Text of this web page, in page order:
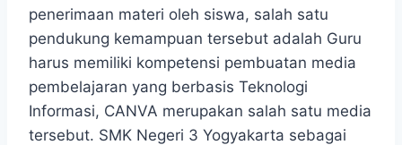
penerimaan materi oleh siswa, salah satu
pendukung kemampuan tersebut adalah Guru
harus memiliki kompetensi pembuatan media
pembelajaran yang berbasis Teknologi
Informasi, CANVA merupakan salah satu media
tersebut. SMK Negeri 3 Yogyakarta sebagai